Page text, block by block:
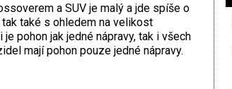
a SUV je malý a jde spíše o
také s ohledem na velikost
pohon jak jedné nápravy, tak i všech
mají pohon pouze jedné nápravy.